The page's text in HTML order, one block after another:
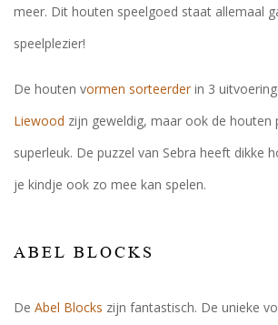
meer. Dit houten speelgoed staat allemaal
speelplezier!
De houten vormen sorteerder in 3
Liewood zijn geweldig, maar ook de houten
superleuk. De puzzel van Sebra heeft dikke
je kindje ook zo mee kan spelen.
ABEL BLOCKS
De Abel Blocks zijn fantastisch. De unieke